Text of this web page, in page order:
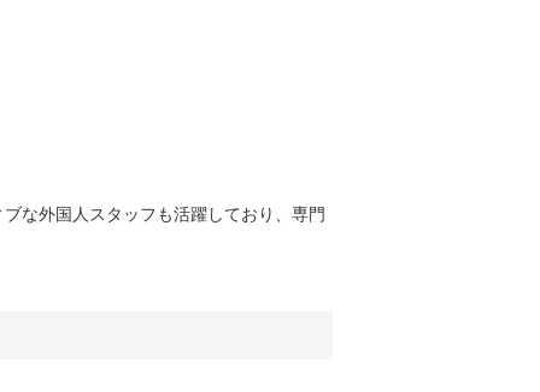
な外国人スタッフも活躍しており、専門